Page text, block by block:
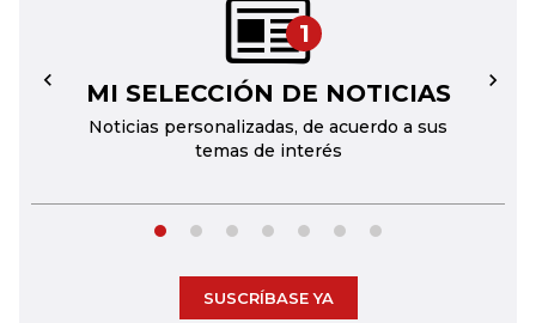
1
MI SELECCIÓN DE NOTICIAS
Noticias personalizadas, de acuerdo a sus
temas de interés
← →
SUSCRÍBASE YA